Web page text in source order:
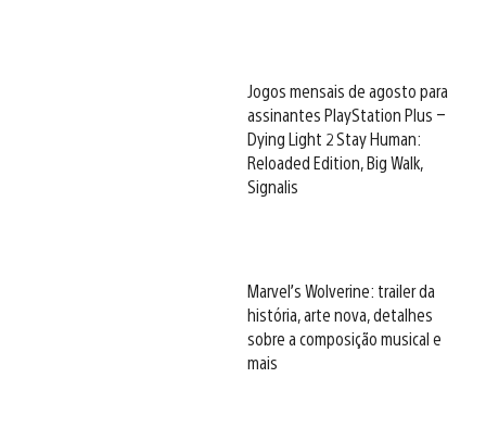
Jogos mensais de agosto para
assinantes PlayStation Plus –
Dying Light 2 Stay Human:
Reloaded Edition, Big Walk,
Signalis
Marvel’s Wolverine: trailer da
história, arte nova, detalhes
sobre a composição musical e
mais